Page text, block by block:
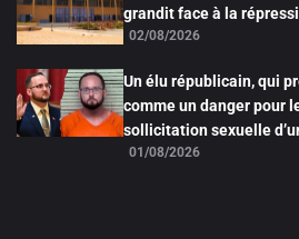
grandit face à la
02/08/2026
Un élu républicain, qui
comme un danger pour
sollicitation sexuelle
01/08/2026